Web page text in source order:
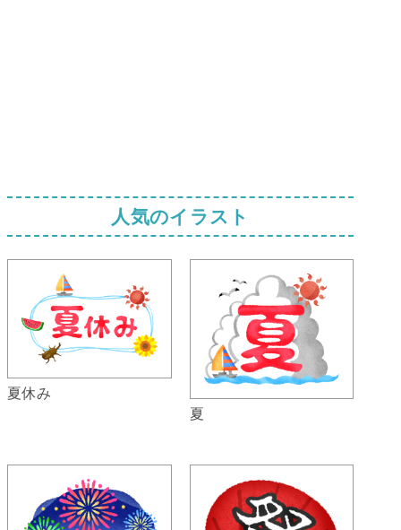
人気のイラスト
夏休み
夏